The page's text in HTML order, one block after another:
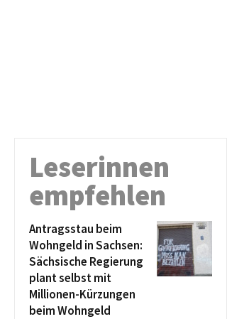
Leserinnen
empfehlen
Antragsstau beim
Wohngeld in Sachsen:
Sächsische Regierung
plant selbst mit
Millionen-Kürzungen
beim Wohngeld